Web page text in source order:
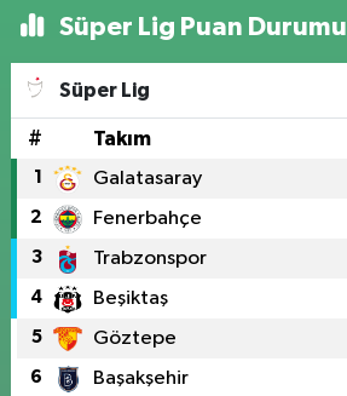
Süper Lig Puan Durumu
Süper Lig
# Takım
1 Galatasaray
2 Fenerbahçe
3 Trabzonspor
4 Beşiktaş
5 Göztepe
6 Başakşehir